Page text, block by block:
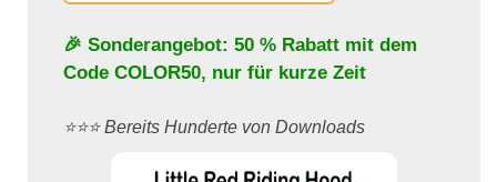
🎉 Sonderangebot: 50 % Rabatt mit dem
Code COLOR50, nur für kurze Zeit
⭐️⭐️⭐️ Bereits Hunderte von Downloads